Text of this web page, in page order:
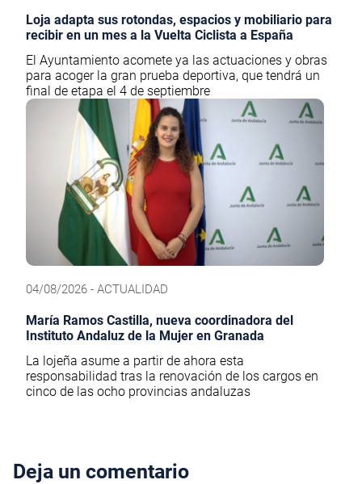
Loja adapta sus rotondas, espacios y mobiliario para
recibir en un mes a la Vuelta Ciclista a España
El Ayuntamiento acomete ya las actuaciones y obras
para acoger la gran prueba deportiva, que tendrá un
final de etapa el 4 de septiembre
04/08/2026 - ACTUALIDAD
María Ramos Castilla, nueva coordinadora del
Instituto Andaluz de la Mujer en Granada
La lojeña asume a partir de ahora esta
responsabilidad tras la renovación de los cargos en
cinco de las ocho provincias andaluzas
Deja un comentario